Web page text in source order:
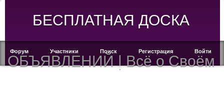
БЕСПЛАТНАЯ ДОСКА
ОБЪЯВЛЕНИЙ | Всё о Своём
Форум Участники Поиск Регистрация Войти